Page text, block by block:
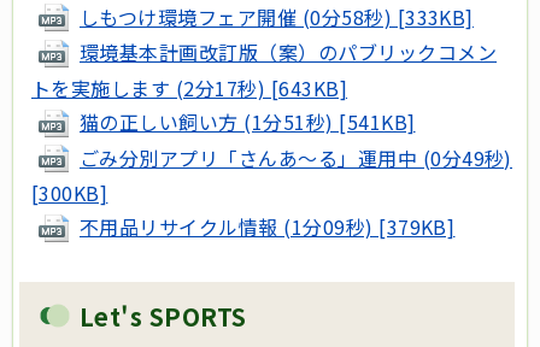
しもつけ環境フェア開催 (0分58秒) [333KB]
環境基本計画改訂版（案）のパブリックコメン
トを実施します (2分17秒) [643KB]
猫の正しい飼い方 (1分51秒) [541KB]
ごみ分別アプリ「さんあ～る」運用中 (0分49秒)
[300KB]
不用品リサイクル情報 (1分09秒) [379KB]
Let's SPORTS